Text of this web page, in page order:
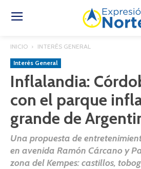
INICIO INTERÉS GENERAL
Interés General
Inflalandia:
con el parque
grande de
Una propuesta de
en avenida Ramón Cárcano y
zona del Kempes: castillos,